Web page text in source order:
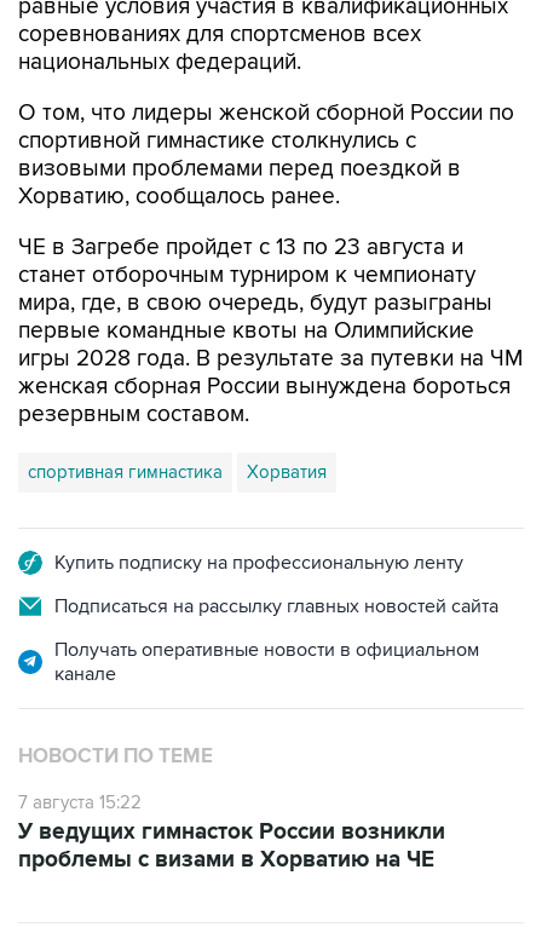
равные условия участия в квалификационных
соревнованиях для спортсменов всех
национальных федераций.
О том, что лидеры женской сборной России по
спортивной гимнастике столкнулись с
визовыми проблемами перед поездкой в
Хорватию, сообщалось ранее.
ЧЕ в Загребе пройдет с 13 по 23 августа и
станет отборочным турниром к чемпионату
мира, где, в свою очередь, будут разыграны
первые командные квоты на Олимпийские
игры 2028 года. В результате за путевки на ЧМ
женская сборная России вынуждена бороться
резервным составом.
спортивная гимнастика Хорватия
Купить подписку на профессиональную ленту
Подписаться на рассылку главных новостей сайта
Получать оперативные новости в официальном
канале
НОВОСТИ ПО ТЕМЕ
7 августа 15:22
У ведущих гимнасток России возникли
проблемы с визами в Хорватию на ЧЕ